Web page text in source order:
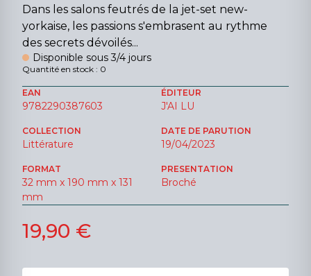
Dans les salons feutrés de la jet-set new-
yorkaise, les passions s'embrasent au rythme
des secrets dévoilés...
Disponible sous 3/4 jours
Quantité en stock : 0
EAN
9782290387603
ÉDITEUR
J'AI LU
COLLECTION
Littérature
DATE DE PARUTION
19/04/2023
FORMAT
32 mm x 190 mm x 131
mm
PRESENTATION
Broché
19,90 €